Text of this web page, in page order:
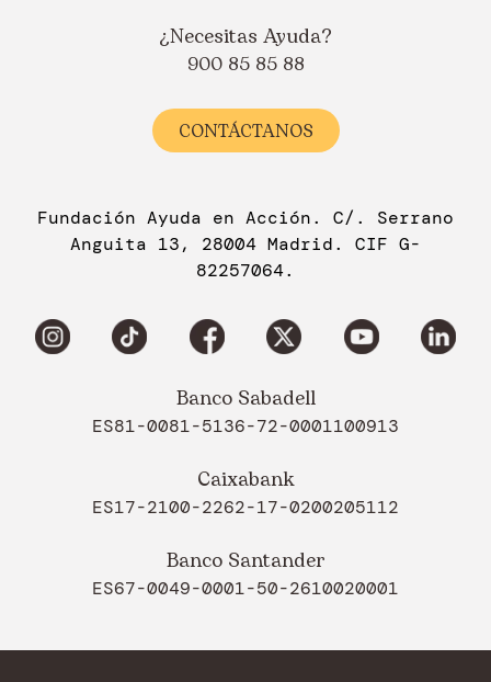
¿Necesitas Ayuda?
900 85 85 88
CONTÁCTANOS
Fundación Ayuda en Acción. C/. Serrano
Anguita 13, 28004 Madrid. CIF G-
82257064.
Banco Sabadell
ES81-0081-5136-72-0001100913
Caixabank
ES17-2100-2262-17-0200205112
Banco Santander
ES67-0049-0001-50-2610020001